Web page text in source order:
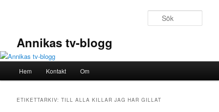
Annikas tv-blogg
Hem Kontakt Om
ETIKETTARKIV:TILL ALLA KILLAR JAG HAR GILLAT